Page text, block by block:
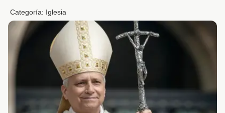
Categoría: Iglesia